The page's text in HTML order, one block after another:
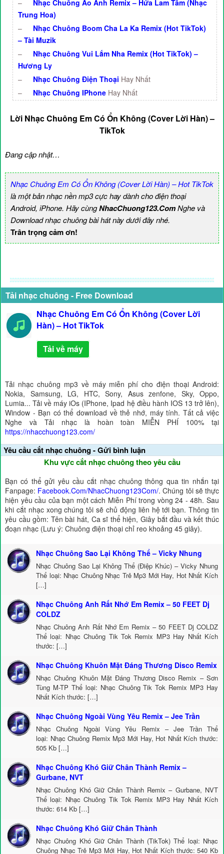
–
Nhạc Chuông Ảo Ảnh Remix – Hứa Lam Tâm (Nhạc
Trung Hoa)
–
Nhạc Chuông Boom Cha La Ka Remix (Hot TikTok)
– Tài Muzik
–
Nhạc Chuông Vui Lắm Nha Remix (Hot TikTok) –
Hương Ly
–
Nhạc Chuông Điện Thoại Hay Nhất
–
Nhạc Chuông IPhone Hay Nhất
Lời Nhạc Chuông Em Có Ổn Không (Cover Lời Hàn) –
TikTok
Đang cập nhật…
Nhạc Chuông Em Có Ổn Không (Cover Lời Hàn) – Hot TikTok
là một bản nhạc nền mp3 cực hay dành cho điện thoại
Android, iPhone. Hãy cùngNhacChuong123.ComNghe và
Download nhạc chuông bài hát này dưới đây nhé.
Trân trọng cảm ơn!
Tải nhạc chuông - Free Download
Nhạc Chuông Em Có Ổn Không (Cover Lời
Hàn) – Hot TikTok
Tải về máy
Tải nhạc chuông mp3 về máy miễn phí cho điện thoại Android:
Nokia, Samsung, LG, HTC, Sony, Asus zenfone, Sky, Oppo,
Lumia... Tải về máy iOs (IPhone, Ipad hệ điều hành IOS 13 trở lên),
Window - Bạn có thể download về thẻ nhớ, máy tính. Tất cả việc
Nghe và Tải nhạc là hoàn toàn MIỄN PHÍ 100% tại
https://nhacchuong123.com/
Yêu cầu cắt nhạc chuông - Gửi bình luận
Khu vực cắt nhạc chuông theo yêu cầu
Bạn có thể gửi yêu cầu cắt nhạc chuông thông qua tin nhắn tại
Fanpage: Facebook.Com/NhacChuong123Com/. Chúng tôi sẽ thực
hiện yêu cầu của bạn một cách Miễn Phí trong vòng 24 - 48h. Sau
khi cắt nhạc xong chúng tôi sẽ chủ động liên hệ tới bạn. Thông tin
yêu cầu gồm: Tên bài hát, Ca sĩ thể hiện, Giây bắt đầu và kết thúc
đoạn nhạc (Lưu ý: Chuông điện thoại chỉ reo khoảng 45 giây).
Nhạc Chuông Sao Lại Không Thể – Vicky Nhung
Nhạc Chuông Sao Lại Không Thể (Điệp Khúc) – Vicky Nhung
Thể loại: Nhạc Chuông Nhạc Trẻ Mp3 Mới Hay, Hot Nhất Kích
[…]
Nhạc Chuông Anh Rất Nhớ Em Remix – 50 FEET Dj
COLDZ
Nhạc Chuông Anh Rất Nhớ Em Remix – 50 FEET Dj COLDZ
Thể loại: Nhạc Chuông Tik Tok Remix MP3 Hay Nhất Kích
thước: […]
Nhạc Chuông Khuôn Mặt Đáng Thương Disco Remix
Nhạc Chuông Khuôn Mặt Đáng Thương Disco Remix – Sơn
Tùng M-TP Thể loại: Nhạc Chuông Tik Tok Remix MP3 Hay
Nhất Kích thước: […]
Nhạc Chuông Ngoài Vùng Yêu Remix – Jee Trần
Nhạc Chuông Ngoài Vùng Yêu Remix – Jee Trần Thể
loại: Nhạc Chuông Remix Mp3 Mới Hay, Hot Nhất Kích thước:
505 Kb […]
Nhạc Chuông Khó Giữ Chân Thành Remix –
Gurbane, NVT
Nhạc Chuông Khó Giữ Chân Thành Remix – Gurbane, NVT
Thể loại: Nhạc Chuông Tik Tok Remix MP3 Hay Nhất Kích
thước: 614 Kb […]
Nhạc Chuông Khó Giữ Chân Thành
Nhạc Chuông Khó Giữ Chân Thành (TikTok) Thể loại: Nhạc
Chuông Nhạc Trẻ Mp3 Mới Hay, Hot Nhất Kích thước: 540 Kb